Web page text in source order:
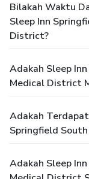
Bilakah Waktu
Sleep Inn
District?
Adakah Sleep
Medical District
Adakah
Springfield
Adakah Sleep